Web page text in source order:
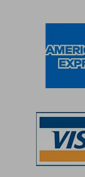
dcto.